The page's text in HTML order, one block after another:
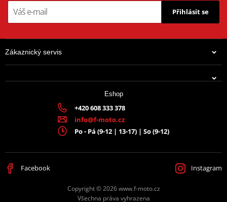
Přihlásit se
Zákaznický servis
Eshop
+420 608 333 378
info@f-moto.cz
Po - Pá (9-12 | 13-17) | So (9-12)
Facebook Instagram
Copyright © 2026 www.f-moto.cz
Všechna práva vyhrazena